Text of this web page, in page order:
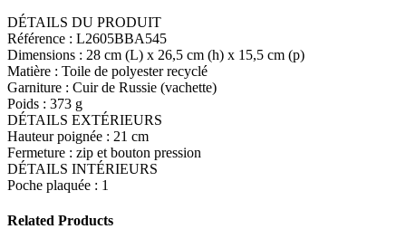
DÉTAILS DU PRODUIT
Référence : L2605BBA545
Dimensions : 28 cm (L) x 26,5 cm (h) x 15,5 cm (p)
Matière : Toile de polyester recyclé
Garniture : Cuir de Russie (vachette)
Poids : 373 g
DÉTAILS EXTÉRIEURS
Hauteur poignée : 21 cm
Fermeture : zip et bouton pression
DÉTAILS INTÉRIEURS
Poche plaquée : 1
Related Products